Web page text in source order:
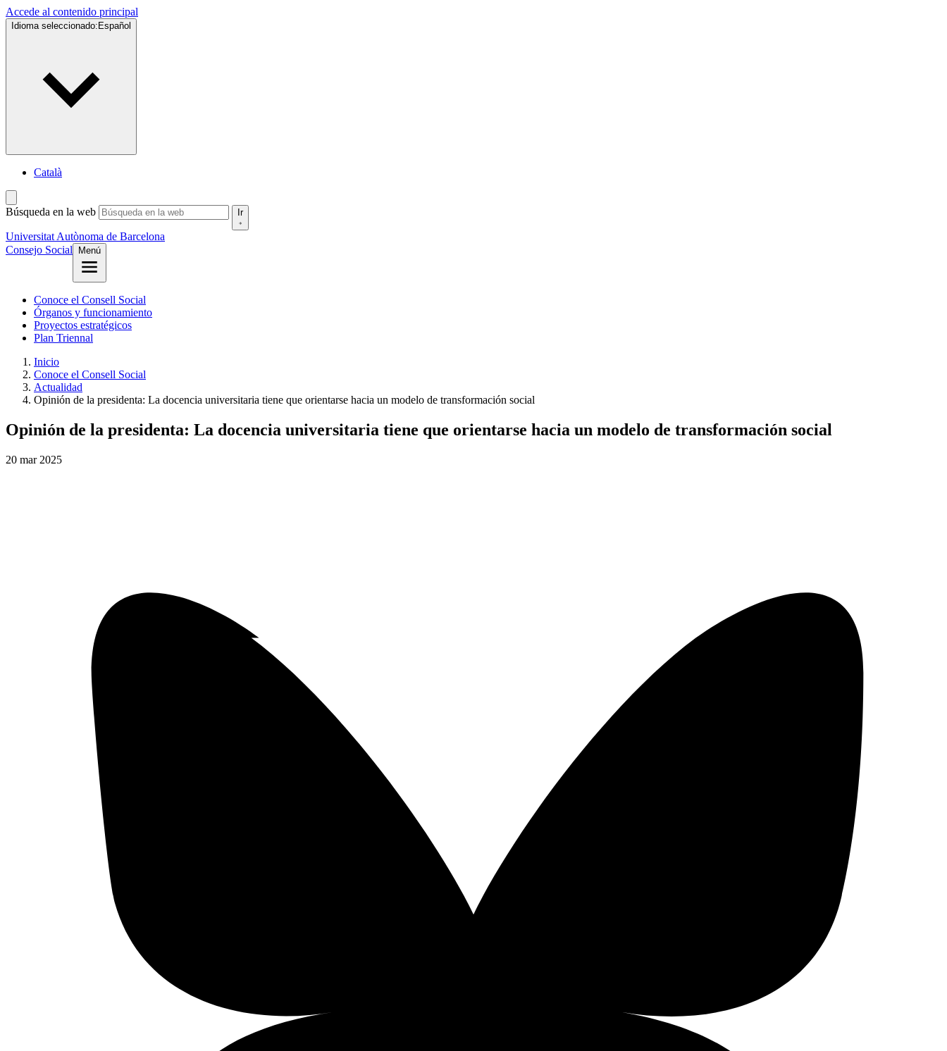
Accede al contenido principal
Idioma seleccionado: Español
Català
Búsqueda en la web Ir
Universitat Autònoma de Barcelona
Consejo Social
Menú
Conoce el Consell Social
Órganos y funcionamiento
Proyectos estratégicos
Plan Triennal
Inicio
Conoce el Consell Social
Actualidad
Opinión de la presidenta: La docencia universitaria tiene que orientarse hacia un modelo de transformación social
Opinión de la presidenta: La docencia universitaria tiene que orientarse hacia un modelo de transformación social
20 mar 2025